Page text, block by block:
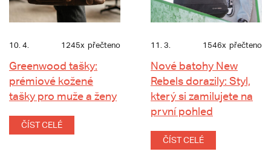
10. 4. 1245x přečteno
Greenwood tašky:
prémiové kožené
tašky pro muže a ženy
ČÍST CELÉ
11. 3. 1546x přečteno
Nové batohy New
Rebels dorazily: Styl,
který si zamilujete na
první pohled
ČÍST CELÉ